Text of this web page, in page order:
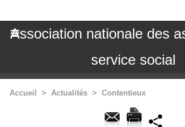
Association nationale des
service social
Accueil > Actualités > Contentieux